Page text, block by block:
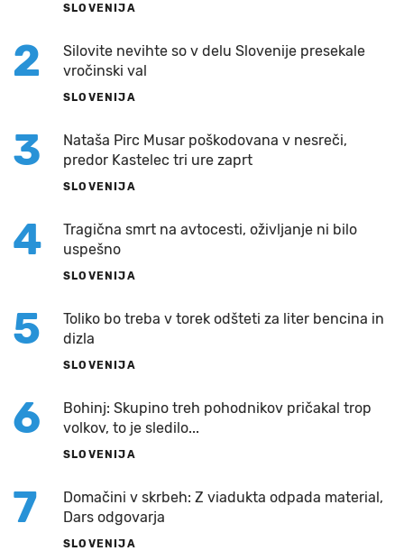
SLOVENIJA
2
Silovite nevihte so v delu Slovenije presekale
vročinski val
SLOVENIJA
3
Nataša Pirc Musar poškodovana v nesreči,
predor Kastelec tri ure zaprt
SLOVENIJA
4
Tragična smrt na avtocesti, oživljanje ni bilo
uspešno
SLOVENIJA
5
Toliko bo treba v torek odšteti za liter bencina in
dizla
SLOVENIJA
6
Bohinj: Skupino treh pohodnikov pričakal trop
volkov, to je sledilo...
SLOVENIJA
7
Domačini v skrbeh: Z viadukta odpada material,
Dars odgovarja
SLOVENIJA